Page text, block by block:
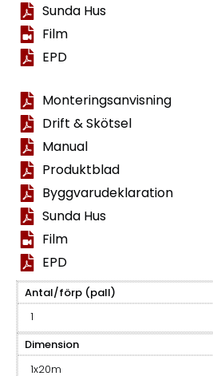
Sunda Hus
Film
EPD
Monteringsanvisning
Drift & Skötsel
Manual
Produktblad
Byggvarudeklaration
Sunda Hus
Film
EPD
Antal/förp (pall)
1
Dimension
1x20m